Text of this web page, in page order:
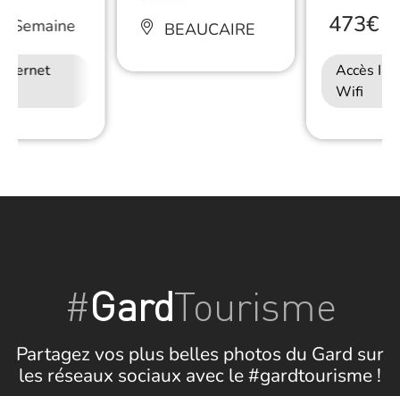
Semaine BEAUCAIRE 473€/
Accès
Wifi
#GardTourisme
Partagez vos plus belles photos du Gard sur
les réseaux sociaux avec le #gardtourisme !